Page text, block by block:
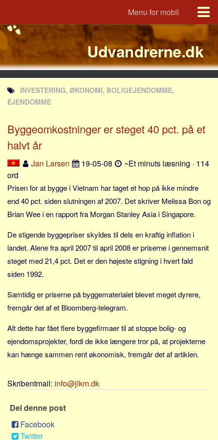
Menu for mobil
Portal
Udvandrerne.dk
Utvandrerne.no
Utvandrarna.se
Tyskland.dk
Rusland.dk
JLKM.dk
Lande
Tyrkiet
Spanien
Frankrig
Norge
Thailand
Italien
USA
Alle
Nøgleord
Bolig
Investering
Pension og opsparing
Forbrug
Udvandrerne.dk
INVESTERING, ØKONOMI, BOLIGEJENDOMME,
EJENDOMME
Byggeomkostninger er steget 40 pct. på et
halvt år
Jan Larsen 19-05-08
~Et minuts læsning · 114
ord
Prisen for at bygge i Vietnam har taget et hop på ikke mindre
end 40 pct. siden slutningen af 2007. Det skriver Melissa Bon og
Brian Wee i en rapport fra Morgan Stanley Asia i Singapore.
De stigende byggepriser skyldes til dels en kraftig inflation i
landet. Alene fra april 2007 til april 2008 er priserne i gennemsnit
steget med 21,4 pct. Det er den højeste stigning i hvert fald
siden 1992.
Samtidig er priserne på byggematerialet blevet meget dyrere,
fremgår det af et Bloomberg-telegram.
Alt dette har fået flere byggefirmaer til at stoppe bolig- og
ejendomsprojekter, fordi de ikke længere tror på, at projekterne
kan hænge sammen rent økonomisk, fremgår det af artiklen.
Skribentmail: info@jlkm.dk
Del denne post
Facebook
Twitter